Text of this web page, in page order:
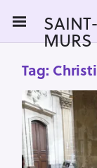
i
MURS
Tag: